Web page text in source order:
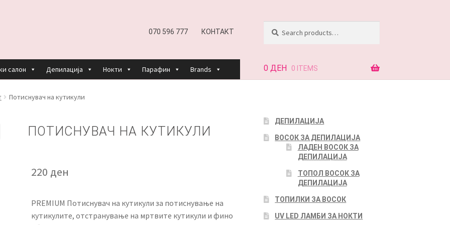
070 596 777 КОНТАКТ
for:
салон Депилација Нокти Парафин Brands
AND RETURNS POLICY
0 ДЕН 0 ITEMS
Потиснувач на кутикули
ПОТИСНУВАЧ НА КУТИКУЛИ
220 ден
PREMIUM Потиснувач на кутикули за потиснување на
кутикулите, отстранување на мртвите кутикули и фино
ДЕПИЛАЦИЈА
ВОСОК ЗА ДЕПИЛАЦИЈА
ЛАДЕН ВОСОК ЗА
ДЕПИЛАЦИЈА
ТОПОЛ ВОСОК ЗА
ДЕПИЛАЦИЈА
ТОПИЛКИ ЗА ВОСОК
UV LED ЛАМБИ ЗА НОКТИ